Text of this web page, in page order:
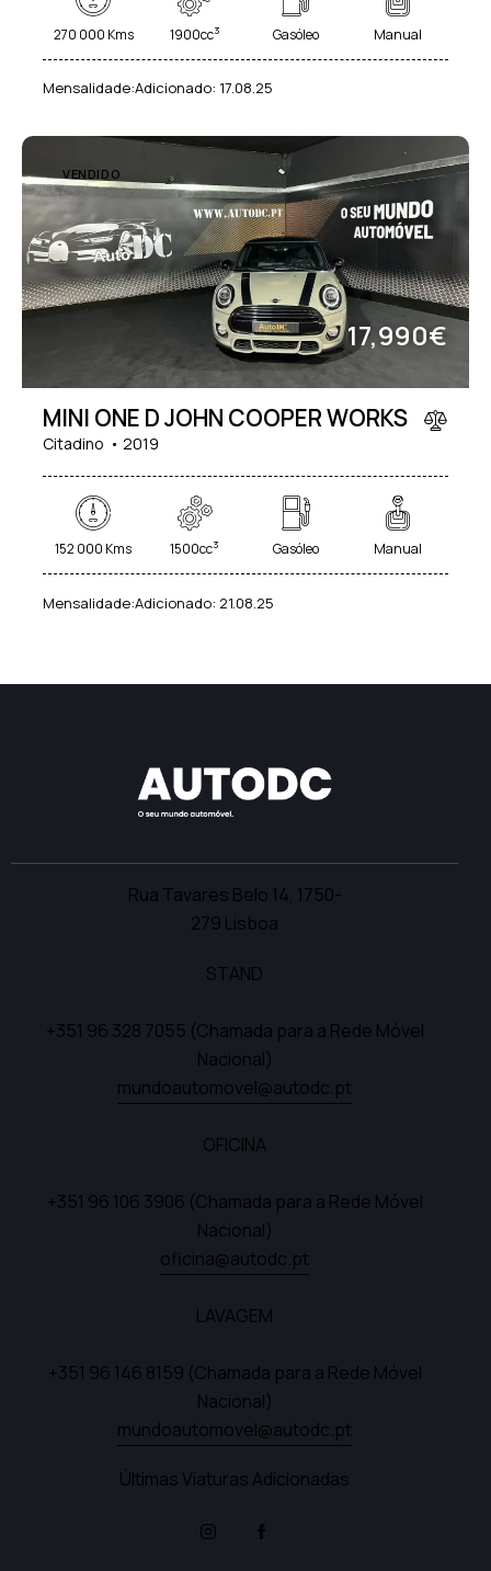
270 000 Kms 1900cc3 Gasóleo Manual
Mensalidade:Adicionado: 17.08.25
VENDIDO
17,990€
MINI ONE D JOHN COOPER WORKS
Citadino 2019
152 000 Kms 1500cc3 Gasóleo Manual
Mensalidade:Adicionado: 21.08.25
Rua Tavares Belo 14, 1750-
279 Lisboa
STAND
+351 96 328 7055 (Chamada para a Rede Móvel
Nacional)
mundoautomovel@autodc.pt
OFICINA
+351 96 106 3906 (Chamada para a Rede Móvel
Nacional)
oficina@autodc.pt
LAVAGEM
+351 96 146 8159 (Chamada para a Rede Móvel
Nacional)
mundoautomovel@autodc.pt
Últimas Viaturas Adicionadas